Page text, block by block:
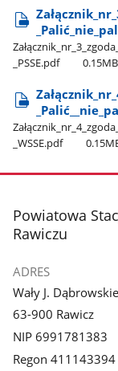
_PSSE.pdf
0.15MB
_WSSE.pdf
stopka
Powiatowa
Rawiczu
ADRES
Wały J.
63-900 Rawicz
NIP 6991781383
Regon 411143394